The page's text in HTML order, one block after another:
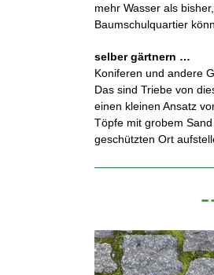
mehr Wasser als
Baumschulquartier
selber gärtnern …
Koniferen und andere
Das sind Triebe von
einen kleinen Ansatz
Töpfe mit grobem
geschützten Ort